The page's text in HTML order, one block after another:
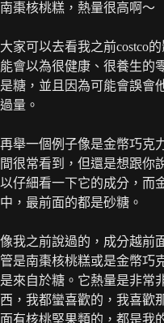
南棗核桃糕，熱量很高啊～
大家可以去看我之前costco
能會以為很健康、很養生的
是糖，並且因為可能會誤會
過量。
再舉一個例子像是金幣巧克
間很常看到，但還是想跟你
以仔細看一下它的成分，而
中，最前面的都是砂糖。
像我之前說過的，成分越前
管是南棗核桃糕或是金幣巧
是來自於糖。它熱量是非常
西，我都蠻喜歡的，我喜歡
面有核桃堅果類的，都是我